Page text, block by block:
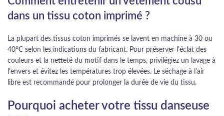
dans un tissu coton imprimé ?
La plupart des tissus coton imprimés se lavent en machine à 30 ou
40°C selon les indications du fabricant. Pour préserver l'éclat des
couleurs et la netteté du motif dans le temps, privilégiez un lavage à
l'envers et évitez les températures trop élevées. Le séchage à l'air
libre est recommandé pour prolonger la durée de vie du tissu.
Pourquoi acheter votre tissu danseuse